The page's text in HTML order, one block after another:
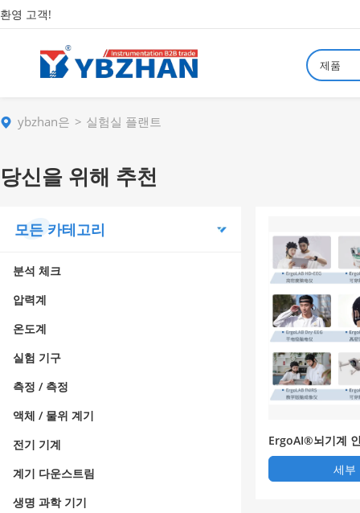
환영 고객!
제품
ybzhan은 실험실 플랜트
당신을 위해 추천
모든 카테고리
분석 체크
압력계
온도계
실험 기구
측정 / 측정
액체 / 물위 계기
전기 기계
계기 다운스트림
생명 과학 기기
ErgoAI®뇌기계
실습 설비
세부